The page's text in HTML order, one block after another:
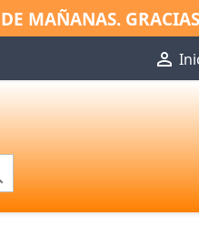
MAÑANAS.
